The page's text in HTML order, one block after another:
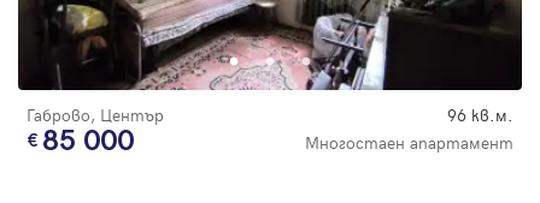
Габрово, Център 96 кв.м.
85 000 Многостаен апартамент